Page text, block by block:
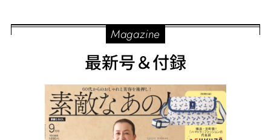
Magazine
最新号＆付録